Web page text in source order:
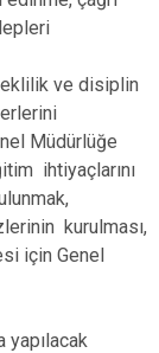
ve disiplin
Müdürlüğe
ihtiyaçlarını
kurulması,
için Genel
yapılacak